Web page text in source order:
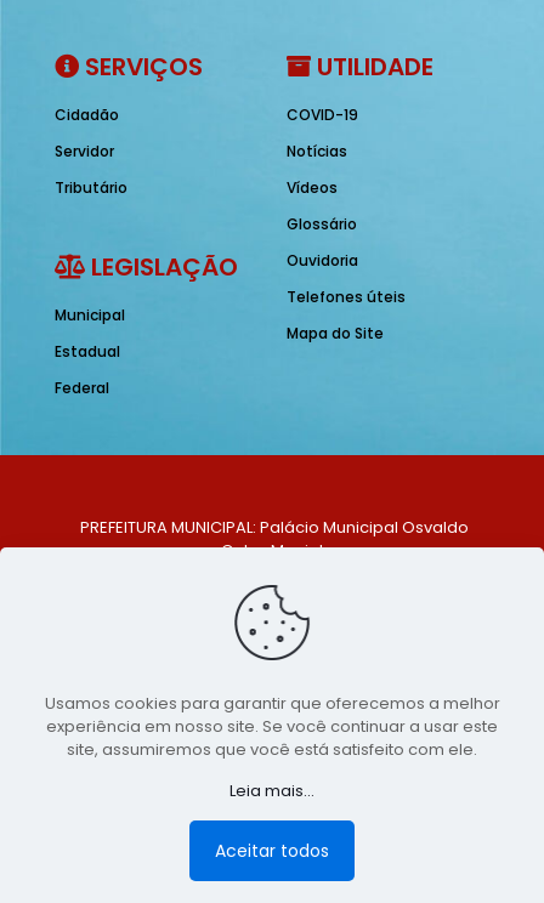
SERVIÇOS
Cidadão
Servidor
Tributário
LEGISLAÇÃO
Municipal
Estadual
Federal
UTILIDADE
COVID-19
Notícias
Vídeos
Glossário
Ouvidoria
Telefones úteis
Mapa do Site
PREFEITURA MUNICIPAL: Palácio Municipal Osvaldo
Celso Maciel
Centro, São Bento do Una - PE. CEP: 553370-128
TELEFONE: (81) 99548-1569
E-MAIL: ouvidoria@saobentodouna.pe.gov.br
Copyright 2021-2026 - Assessoria de Comunicação da
Prefeitura de São Bento do Una - PE
publicidadeLumusWeb - Agência Digital
Usamos cookies para garantir que oferecemos a melhor
experiência em nosso site. Se você continuar a usar este
site, assumiremos que você está satisfeito com ele.
Leia mais...
Aceitar todos